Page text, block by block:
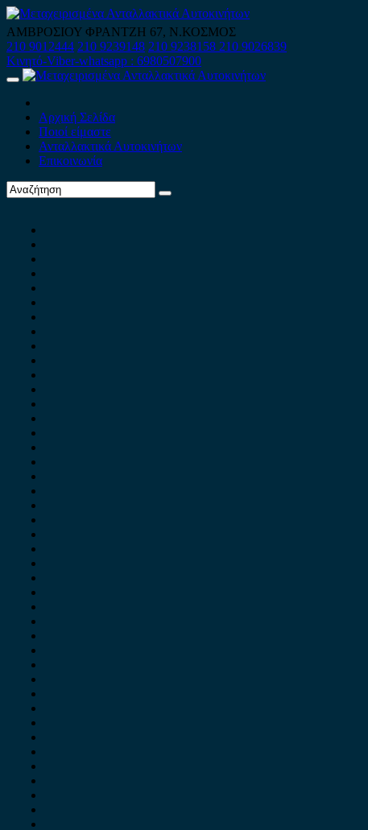
Skip
to
content
ΑΜΒΡΟΣΙΟΥ ΦΡΑΝΤΖΗ 67, Ν.ΚΟΣΜΟΣ
210 9012444 210 9239148 210 9238158 210 9026839
Κινητό-Viber-whatsapp : 6980507900
Primary
Αρχική Σελίδα
Ποιοί είμαστε
Ανταλλακτικά Αυτοκινήτων
Επικοινωνία